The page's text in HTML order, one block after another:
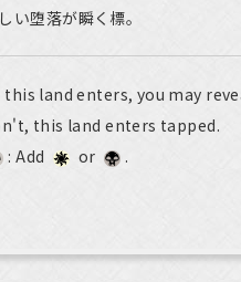
い堕落が瞬く標。
this land enters, you may
this land enters tapped.
: Add
or .